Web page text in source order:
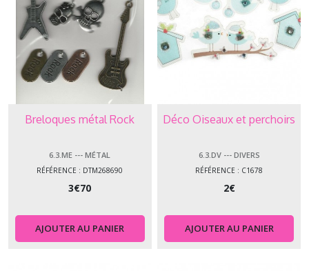
Breloques métal Rock
6.3.ME --- MÉTAL
RÉFÉRENCE : DTM268690
3€70
AJOUTER AU PANIER
Déco Oiseaux et perchoirs
6.3.DV --- DIVERS
RÉFÉRENCE : C1678
2€
AJOUTER AU PANIER